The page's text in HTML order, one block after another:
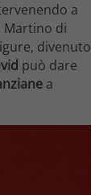
a
Martino di
divenuto
può dare
a